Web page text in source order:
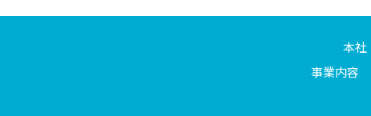
本社
事業内容